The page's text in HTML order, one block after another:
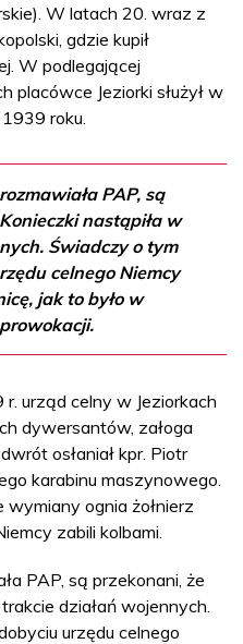
W latach 20. wraz z
gdzie kupił
W podlegającej
placówce Jeziorki służył w
roku.
PAP, są
nastąpiła w
Świadczy o tym
celnego Niemcy
jak to było w
urząd celny w Jeziorkach
dywersantów, załoga
osłaniał kpr. Piotr
karabinu maszynowego.
ognia żołnierz
zabili kolbami.
PAP, są przekonani, że
działań wojennych.
urzędu celnego